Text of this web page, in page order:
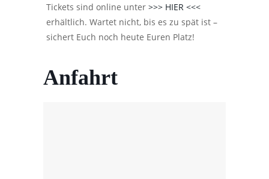
Tickets sind online unter >>> HIER <<<
erhältlich. Wartet nicht, bis es zu spät ist –
sichert Euch noch heute Euren Platz!
Anfahrt